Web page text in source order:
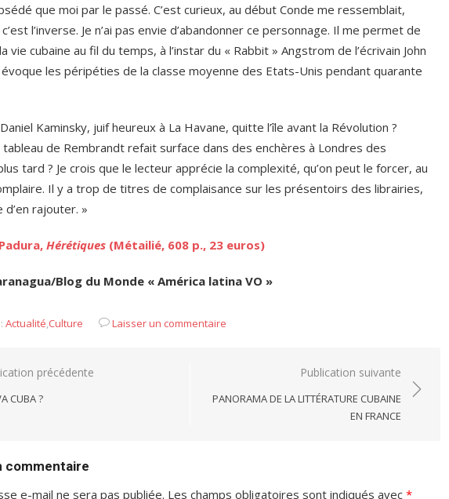
que moi par le passé. C’est curieux, au début Conde me ressemblait,
l’inverse. Je n’ai pas envie d’abandonner ce personnage. Il me permet de
vie cubaine au fil du temps, à l’instar du « Rabbit » Angstrom de l’écrivain John
évoque les péripéties de la classe moyenne des Etats-Unis pendant quarante
Kaminsky, juif heureux à La Havane, quitte l’île avant la Révolution ?
tableau de Rembrandt refait surface dans des enchères à Londres des
tard ? Je crois que le lecteur apprécie la complexité, qu’on peut le forcer, au
Il y a trop de titres de complaisance sur les présentoirs des librairies,
d’en rajouter. »
Hérétiques (Métailié, 608 p., 23 euros)
Blog du Monde « América latina VO »
Actualité,Culture Laisser un commentaire
précédente
CUBA ?
Publication suivante
PANORAMA DE LA LITTÉRATURE CUBAINE
EN FRANCE
commentaire
e-mail ne sera pas publiée. Les champs obligatoires sont indiqués avec *